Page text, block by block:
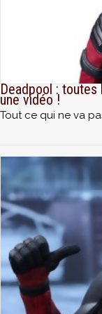
Deadpool :
une vidéo !
Tout ce qui ne va